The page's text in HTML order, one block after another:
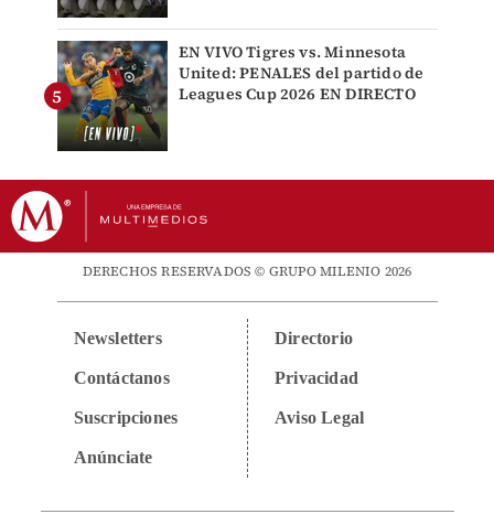
EN VIVO Tigres vs. Minnesota
United: PENALES del partido de
Leagues Cup 2026 EN DIRECTO
DERECHOS RESERVADOS © GRUPO MILENIO 2026
Newsletters
Contáctanos
Suscripciones
Anúnciate
Directorio
Privacidad
Aviso Legal